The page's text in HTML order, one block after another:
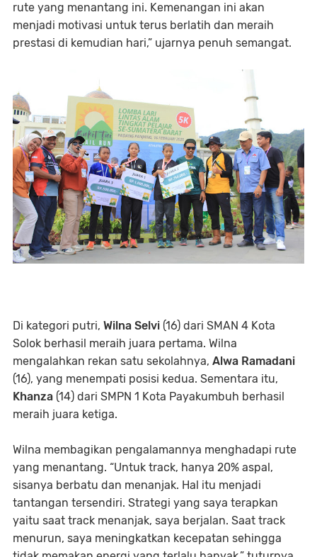
rute yang menantang ini. Kemenangan ini akan
menjadi motivasi untuk terus berlatih dan meraih
prestasi di kemudian hari,” ujarnya penuh semangat.
Di kategori putri, Wilna Selvi (16) dari SMAN 4 Kota
Solok berhasil meraih juara pertama. Wilna
mengalahkan rekan satu sekolahnya, Alwa Ramadani
(16), yang menempati posisi kedua. Sementara itu,
Khanza (14) dari SMPN 1 Kota Payakumbuh berhasil
meraih juara ketiga.
Wilna membagikan pengalamannya menghadapi rute
yang menantang. “Untuk track, hanya 20% aspal,
sisanya berbatu dan menanjak. Hal itu menjadi
tantangan tersendiri. Strategi yang saya terapkan
yaitu saat track menanjak, saya berjalan. Saat track
menurun, saya meningkatkan kecepatan sehingga